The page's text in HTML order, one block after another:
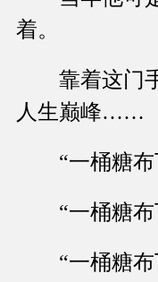
着。
靠着这门手
人生巅峰……
“一桶糖布
“一桶糖布
“一桶糖布